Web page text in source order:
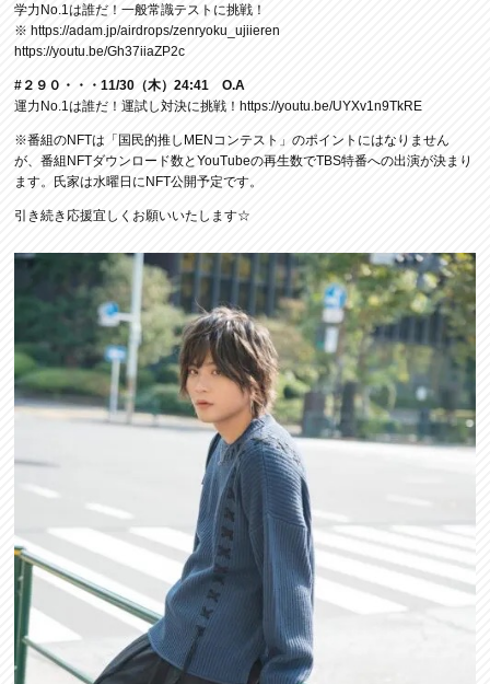
学力No.1は誰だ！一般常識テストに挑戦！
※https://adam.jp/airdrops/zenryoku_ujiieren
https://youtu.be/Gh37iiaZP2c
#２９０・・・11/30（木）24:41 O.A
運力No.1は誰だ！運試し対決に挑戦！https://youtu.be/UYXv1n9TkRE
※番組のNFTは「国民的推しMENコンテスト」のポイントにはなりません
が、番組NFTダウンロード数とYouTubeの再生数でTBS特番への出演が決まり
ます。氏家は水曜日にNFT公開予定です。
引き続き応援宜しくお願いいたします☆